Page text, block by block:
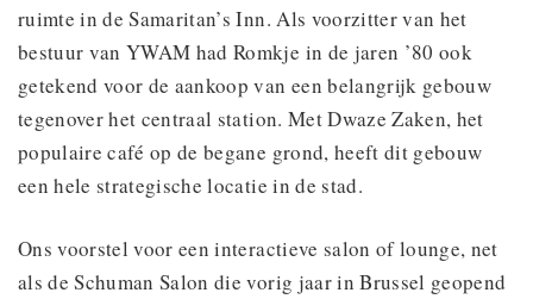
ruimte in de Samaritan’s Inn. Als voorzitter van het
bestuur van YWAM had Romkje in de jaren ’80 ook
getekend voor de aankoop van een belangrijk gebouw
tegenover het centraal station. Met Dwaze Zaken, het
populaire café op de begane grond, heeft dit gebouw
een hele strategische locatie in de stad.
Ons voorstel voor een interactieve salon of lounge, net
als de Schuman Salon die vorig jaar in Brussel geopend